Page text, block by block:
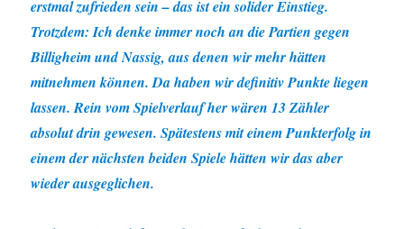
erstmal zufrieden sein – das ist ein solider Einstieg.
Trotzdem: Ich denke immer noch an die Partien gegen
Billigheim und Nassig, aus denen wir mehr hätten
mitnehmen können. Da haben wir definitiv Punkte liegen
lassen. Rein vom Spielverlauf her wären 13 Zähler
absolut drin gewesen. Spätestens mit einem Punkterfolg in
einem der nächsten beiden Spiele hätten wir das aber
wieder ausgeglichen.